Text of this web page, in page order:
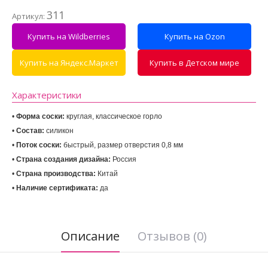
Артикул: 311
Купить на Wildberries Купить на Ozon
Купить на Яндекс.Маркет Купить в Детском мире
Характеристики
• Форма соски:
• Состав: силикон
• Поток соски:
• Страна создания дизайна:
• Страна производства:
• Наличие сертификата: да
Описание Отзывов (0)